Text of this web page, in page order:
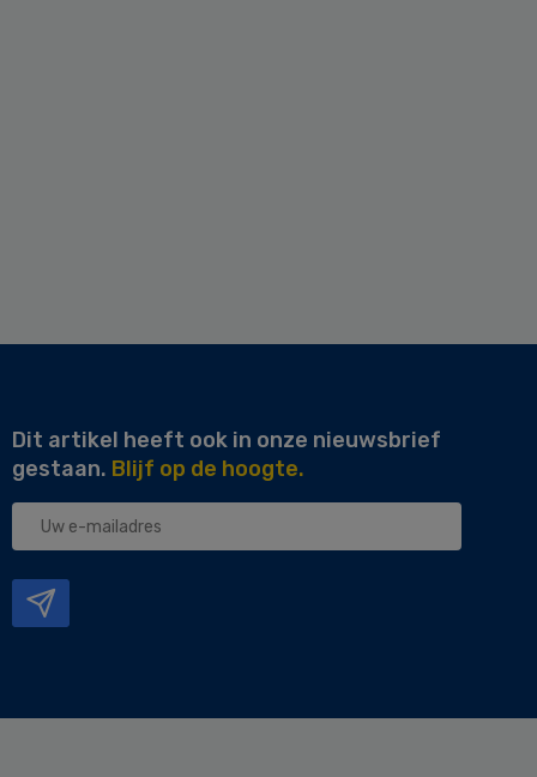
Dit artikel heeft ook in onze nieuwsbrief
gestaan. Blijf op de hoogte.
Uw